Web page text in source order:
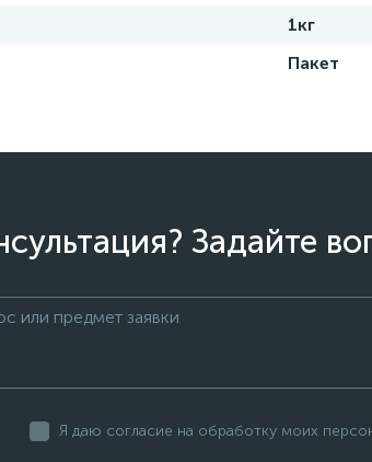
1кг
Пакет
Задайте
Я даю согласие на обработку моих